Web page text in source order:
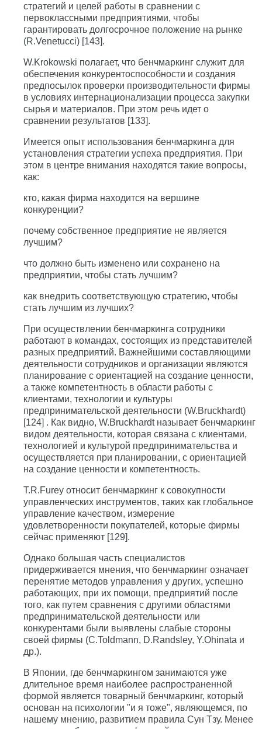
стратегий и целей работы в сравнении с
первоклассными предприятиями, чтобы
гарантировать долгосрочное положение на рынке
(R.Venetucci) [143].
W.Krokowski полагает, что бенчмаркинг служит для
обеспечения конкурентоспособности и создания
предпосылок проверки производительности фирмы
в условиях интернационализации процесса закупки
сырья и материалов. При этом речь идет о
сравнении результатов [133].
Имеется опыт использования бенчмаркинга для
установления стратегии успеха предприятия. При
этом в центре внимания находятся такие вопросы,
как:
кто, какая фирма находится на вершине
конкуренции?
почему собственное предприятие не является
лучшим?
что должно быть изменено или сохранено на
предприятии, чтобы стать лучшим?
как внедрить соответствующую стратегию, чтобы
стать лучшим из лучших?
При осуществлении бенчмаркинга сотрудники
работают в командах, состоящих из представителей
разных предприятий. Важнейшими составляющими
деятельности сотрудников и организации являются
планирование с ориентацией на создание ценности,
а также компетентность в области работы с
клиентами, технологии и культуры
предпринимательской деятельности (W.Bruckhardt)
[124] . Как видно, W.Bruckhardt называет бенчмаркинг
видом деятельности, которая связана с клиентами,
технологией и культурой предпринимательства и
осуществляется при планировании, с ориентацией
на создание ценности и компетентность.
T.R.Furey относит бенчмаркинг к совокупности
управленческих инструментов, таких как глобальное
управление качеством, измерение
удовлетворенности покупателей, которые фирмы
сейчас применяют [129].
Однако большая часть специалистов
придерживается мнения, что бенчмаркинг означает
перенятие методов управления у других, успешно
работающих, при их помощи, предприятий после
того, как путем сравнения с другими областями
предпринимательской деятельности или
конкурентами были выявлены слабые стороны
своей фирмы (C.Toldmann, D.Randsley, Y.Ohinata и
др.).
В Японии, где бенчмаркингом занимаются уже
длительное время наиболее распространенной
формой является товарный бенчмаркинг, который
основан на психологии "и я тоже", являющемся, по
нашему мнению, развитием правила Сун Тзу. Менее